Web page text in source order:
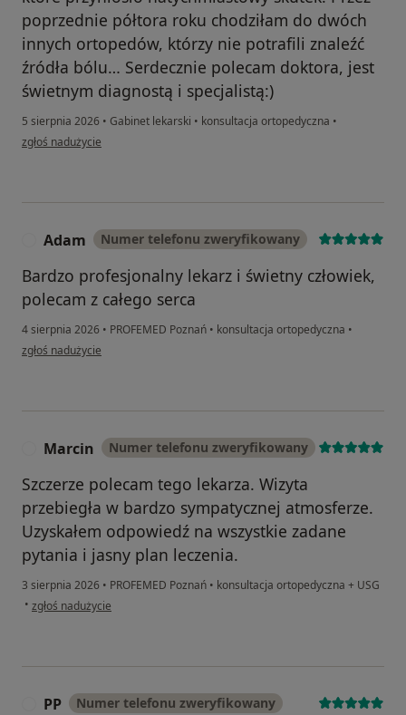
poprzednie półtora roku chodziłam do dwóch
innych ortopedów, którzy nie potrafili znaleźć
źródła bólu… Serdecznie polecam doktora, jest
świetnym diagnostą i specjalistą:)
5 sierpnia 2026 • Gabinet lekarski • konsultacja ortopedyczna •
w opinii użytkownika Hanna Kropiwnicka
zgłoś nadużycie
Adam Numer telefonu zweryfikowany
Bardzo profesjonalny lekarz i świetny człowiek,
polecam z całego serca
4 sierpnia 2026 • PROFEMED Poznań • konsultacja ortopedyczna •
w opinii użytkownika Adam
zgłoś nadużycie
Marcin Numer telefonu zweryfikowany
Szczerze polecam tego lekarza. Wizyta
przebiegła w bardzo sympatycznej atmosferze.
Uzyskałem odpowiedź na wszystkie zadane
pytania i jasny plan leczenia.
3 sierpnia 2026 • PROFEMED Poznań • konsultacja ortopedyczna + USG
• w opinii użytkownika Marcin
zgłoś nadużycie
PP Numer telefonu zweryfikowany